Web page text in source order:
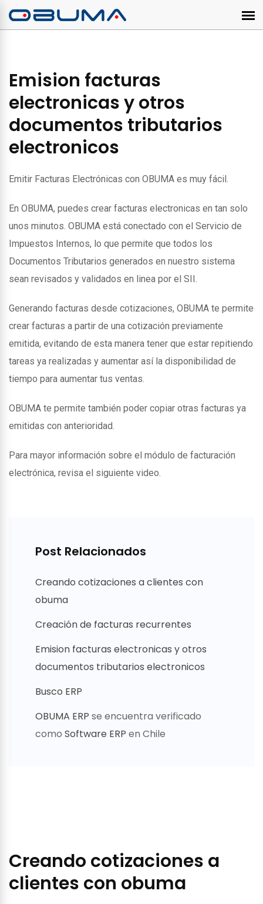
Emision facturas
electronicas y otros
documentos tributarios
electronicos
Emitir Facturas Electrónicas con OBUMA es muy fácil.
En OBUMA, puedes crear facturas electronicas en tan solo
unos minutos. OBUMA está conectado con el Servicio de
Impuestos Internos, lo que permite que todos los
Documentos Tributarios generados en nuestro sistema
sean revisados y validados en linea por el SII.
Generando facturas desde cotizaciones, OBUMA te permite
crear facturas a partir de una cotización previamente
emitida, evitando de esta manera tener que estar repitiendo
tareas ya realizadas y aumentar así la disponibilidad de
tiempo para aumentar tus ventas.
OBUMA te permite también poder copiar otras facturas ya
emitidas con anterioridad.
Para mayor información sobre el módulo de facturación
electrónica, revisa el siguiente video.
Post Relacionados
Creando cotizaciones a clientes con
obuma
Creación de facturas recurrentes
Emision facturas electronicas y otros
documentos tributarios electronicos
Busco ERP
OBUMA ERP se encuentra verificado
como Software ERP en Chile
Creando cotizaciones a
clientes con obuma